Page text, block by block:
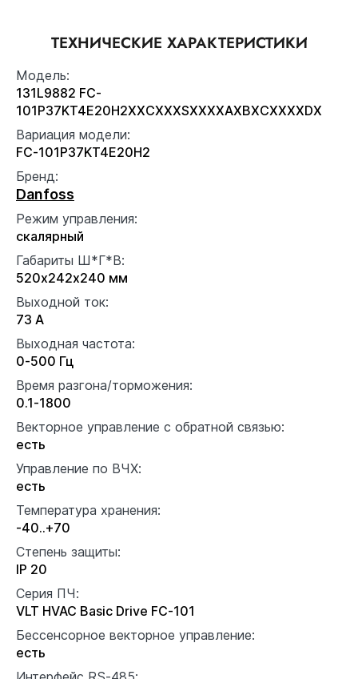
ТЕХНИЧЕСКИЕ ХАРАКТЕРИСТИКИ
Модель:
131L9882 FC-
101P37KT4E20H2XXCXXXSXXXXAXBXCXXXXDX
Вариация модели:
FC-101P37KT4E20H2
Бренд:
Danfoss
Режим управления:
скалярный
Габариты Ш*Г*В:
520x242x240 мм
Выходной ток:
73 А
Выходная частота:
0-500 Гц
Время разгона/торможения:
0.1-1800
Векторное управление с обратной связью:
есть
Управление по ВЧХ:
есть
Температура хранения:
-40..+70
Степень защиты:
IP 20
Серия ПЧ:
VLT HVAC Basic Drive FC-101
Бессенсорное векторное управление:
есть